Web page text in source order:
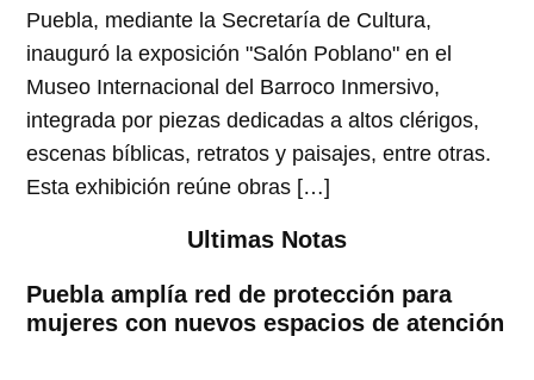
Puebla, mediante la Secretaría de Cultura,
inauguró la exposición "Salón Poblano" en el
Museo Internacional del Barroco Inmersivo,
integrada por piezas dedicadas a altos clérigos,
escenas bíblicas, retratos y paisajes, entre otras.
Esta exhibición reúne obras […]
Ultimas Notas
Puebla amplía red de protección para
mujeres con nuevos espacios de atención